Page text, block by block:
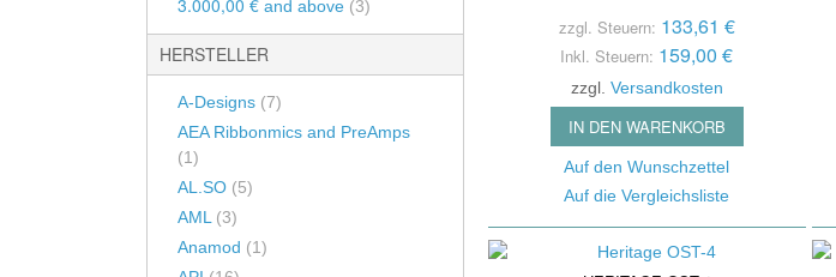
API 200er Serie
Neve Rack
3.000,00 € and above (3)
HERSTELLER
A-Designs (7)
AEA Ribbonmics and PreAmps
(1)
AL.SO (5)
AML (3)
Anamod (1)
zzgl. Steuern: 133,61 €
Inkl. Steuern: 159,00 €
zzgl. Versandkosten
IN DEN WARENKORB
Auf den Wunschzettel
Auf die Vergleichsliste